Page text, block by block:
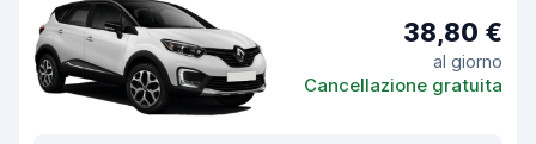
38,80 €
al giorno
Cancellazione gratuita